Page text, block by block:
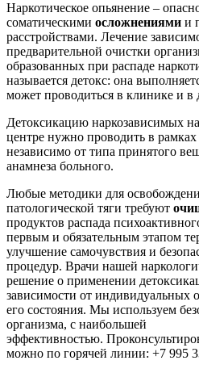
Наркотическое опьянение –
соматическими осложнениями и
расстройствами. Лечение
предварительной очистки
образованных при распаде
называется детокс: она
может проводиться в клинике и
Детоксикацию наркозависимых
центре нужно проводить в рамках
независимо от типа принятого
анамнеза больного.
Любые методики для
патологической тяги требуют
продуктов распада
первым и обязательным этапом
улучшение самочувствия и
процедур. Врачи нашей
решение о применении
зависимости от индивидуальных
его состояния. Мы используем
организма, с наибольшей
эффективностью.
можно по горячей линии: +7 995